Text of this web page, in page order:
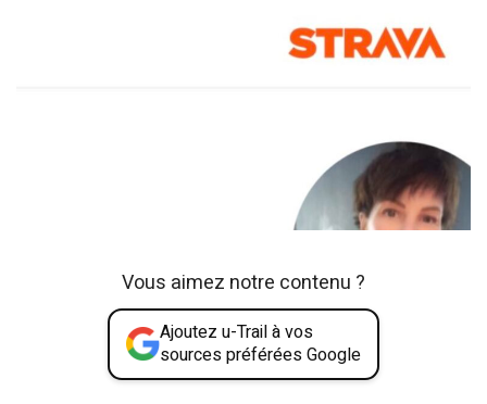
Vous aimez notre contenu ?
Ajoutez u-Trail à vos
sources préférées Google